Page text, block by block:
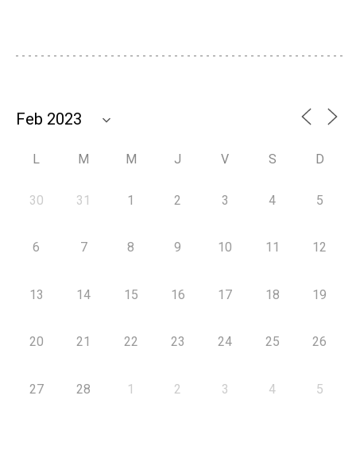
L M M J V S D
30 31 1 2 3 4 5
6 7 8 9 10 11 12
13 14 15 16 17 18 19
20 21 22 23 24 25 26
27 28 1 2 3 4 5